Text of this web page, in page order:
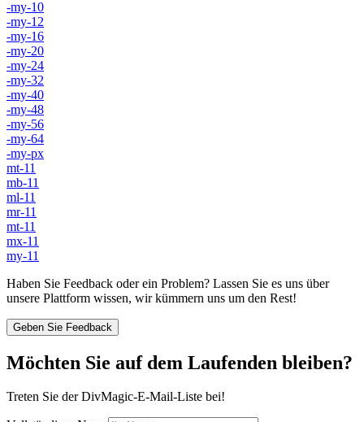
-my-10
-my-12
-my-16
-my-20
-my-24
-my-32
-my-40
-my-48
-my-56
-my-64
-my-px
mt-11
mb-11
ml-11
mr-11
mt-11
mx-11
my-11
Haben Sie Feedback oder ein Problem? Lassen Sie es uns über
unsere Plattform wissen, wir kümmern uns um den Rest!
Geben Sie Feedback
Möchten Sie auf dem Laufenden bleiben?
Treten Sie der DivMagic-E-Mail-Liste bei!